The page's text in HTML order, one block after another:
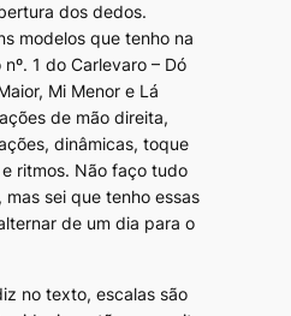
dos dedos.
modelos que tenho na
1 do Carlevaro – Dó
Mi Menor e Lá
de mão direita,
dinâmicas, toque
ritmos. Não faço tudo
mas sei que tenho essas
de um dia para o
no texto, escalas são